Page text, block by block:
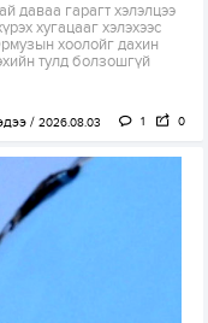
даваа гарагт хэлэлцээ
хугацааг хэлэхээс
хоолойг дахин
тулд болзошгүй
2026.08.03 1 0